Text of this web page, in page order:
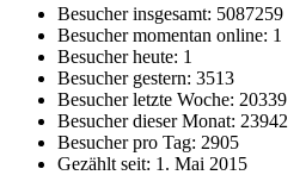
Besucher insgesamt: 5087259
Besucher momentan online: 1
Besucher heute: 1
Besucher gestern: 3513
Besucher letzte Woche: 20339
Besucher dieser Monat: 23942
Besucher pro Tag: 2905
Gezählt seit: 1. Mai 2015